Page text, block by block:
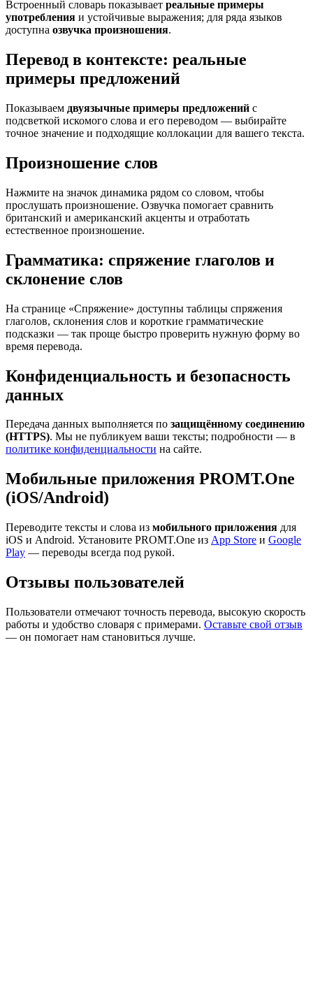
Встроенный словарь показывает реальные примеры
употребления и устойчивые выражения; для ряда языков
доступна озвучка произношения.
Перевод в контексте: реальные
примеры предложений
Показываем двуязычные примеры предложений с
подсветкой искомого слова и его переводом — выбирайте
точное значение и подходящие коллокации для вашего текста.
Произношение слов
Нажмите на значок динамика рядом со словом, чтобы
прослушать произношение. Озвучка помогает сравнить
британский и американский акценты и отработать
естественное произношение.
Грамматика: спряжение глаголов и
склонение слов
На странице «Спряжение» доступны таблицы спряжения
глаголов, склонения слов и короткие грамматические
подсказки — так проще быстро проверить нужную форму во
время перевода.
Конфиденциальность и безопасность
данных
Передача данных выполняется по защищённому соединению
(HTTPS). Мы не публикуем ваши тексты; подробности — в
политике конфиденциальности на сайте.
Мобильные приложения PROMT.One
(iOS/Android)
Переводите тексты и слова из мобильного приложения для
iOS и Android. Установите PROMT.One из App Store и Google
Play — переводы всегда под рукой.
Отзывы пользователей
Пользователи отмечают точность перевода, высокую скорость
работы и удобство словаря с примерами. Оставьте свой отзыв
— он помогает нам становиться лучше.